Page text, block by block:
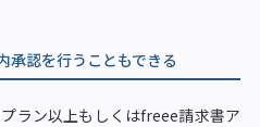
承認を行うこともできる
ラン以上もしくはfreee請求書ア